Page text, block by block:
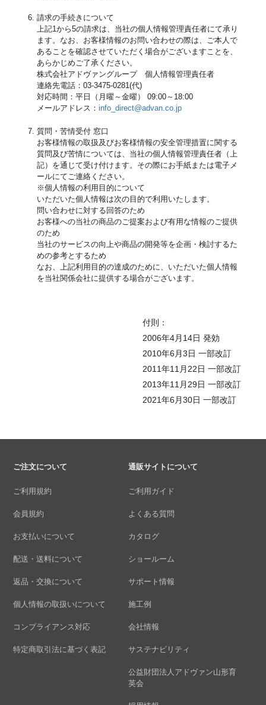
請求の手続きについて
上記1から5の請求は、当社の個人情報管理責任者にて承り
ます。なお、お客様情報のお問い合わせの際は、ご本人で
あることを確認させていただく場合がございますことを、
あらかじめご了承ください。
株式会社アドヴァングループ 個人情報管理責任者
連絡先電話：03-3475-0281(代)
対応時間：平日（月曜～金曜） 09:00～18:00
メールアドレス：info_direct@advan.co.jp
質問・苦情受付 窓口
お客様情報の取扱及びお客様情報の安全管理措置に関する
質問及び苦情については、当社の個人情報管理責任者（上
記）を通じて受け付けます。その際にお手紙または電子メ
ールにてご連絡ください。
※個人情報の利用目的について
いただいた個人情報は次の目的で利用いたします。
問い合わせに対する回答のため
お客様への当社の商品のご提案および有用な情報のご提供
のため
当社のサービスの向上や商品の開発等を企画・検討するた
めの参考とするため
なお、上記利用目的の達成のために、いただいた個人情報
を当社関係会社に提供する場合がございます。
付則：
2006年4月14日 発効
2010年6月3日 一部改訂
2011年11月22日 一部改訂
2013年11月29日 一部改訂
2021年6月30日 一部改訂
ご注文について
ご利用規約
会員規約
お支払いについて
配送・送料について
返品・交換について
個人情報の取扱いについて
コンプライアンス対応
特定商取引法に基づく表記
通販サイトについて
ご利用ガイド
よくある質問
カタログ
ショールーム
サポート情報
施工例
会社情報
サステナビリティ
公益財団法人アドヴァン山形育
英会